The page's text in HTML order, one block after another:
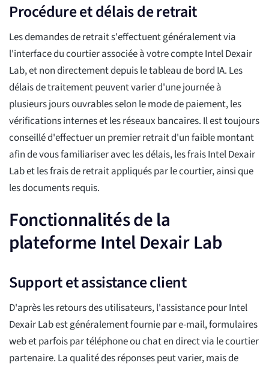
Procédure et délais de retrait
Les demandes de retrait s'effectuent généralement via
l'interface du courtier associée à votre compte Intel Dexair
Lab, et non directement depuis le tableau de bord IA. Les
délais de traitement peuvent varier d'une journée à
plusieurs jours ouvrables selon le mode de paiement, les
vérifications internes et les réseaux bancaires. Il est toujours
conseillé d'effectuer un premier retrait d'un faible montant
afin de vous familiariser avec les délais, les frais Intel Dexair
Lab et les frais de retrait appliqués par le courtier, ainsi que
les documents requis.
Fonctionnalités de la
plateforme Intel Dexair Lab
Support et assistance client
D'après les retours des utilisateurs, l'assistance pour Intel
Dexair Lab est généralement fournie par e-mail, formulaires
web et parfois par téléphone ou chat en direct via le courtier
partenaire. La qualité des réponses peut varier, mais de